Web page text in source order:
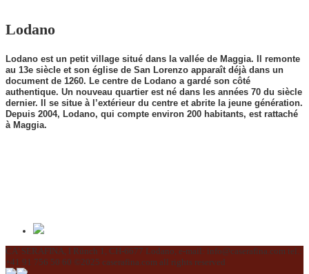
Lodano
Lodano est un petit village situé dans la vallée de Maggia. Il remonte
au 13e siècle et son église de San Lorenzo apparaît déjà dans un
document de 1260. Le centre de Lodano a gardé son côté
authentique. Un nouveau quartier est né dans les années 70 du siècle
dernier. Il se situe à l’extérieur du centre et abrite la jeune génération.
Depuis 2004, Lodano, qui compte environ 200 habitants, est rattaché
à Maggia.
CA' SERAFINA, I Rünch 1, CH-6677 Lodano, e-mail: info@caserafina.com tel.:
+41 91 756 50 60 ©2025 caserafina.com all rights reserved